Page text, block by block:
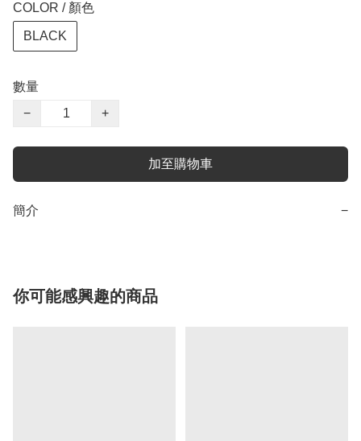
COLOR / 顏色
BLACK
數量
−
+
加至購物車
簡介 −
你可能感興趣的商品